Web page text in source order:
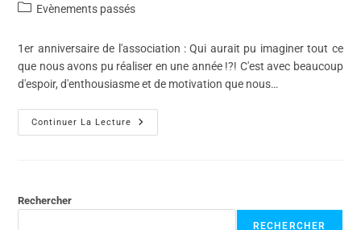
Evènements passés
1er anniversaire de l'association : Qui aurait pu imaginer tout ce
que nous avons pu réaliser en une année !?! C'est avec beaucoup
d'espoir, d'enthousiasme et de motivation que nous…
Continuer La Lecture
Rechercher
RECHERCHER